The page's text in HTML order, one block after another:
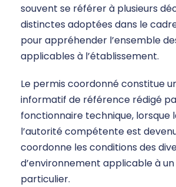
souvent se référer à plusieurs
distinctes adoptées dans le
pour appréhender l’ensemble
applicables à l’établissement.
Le permis coordonné constitue
informatif de référence rédigé
fonctionnaire technique, lorsque
l’autorité compétente est
coordonne les conditions des
d’environnement applicable à
particulier.